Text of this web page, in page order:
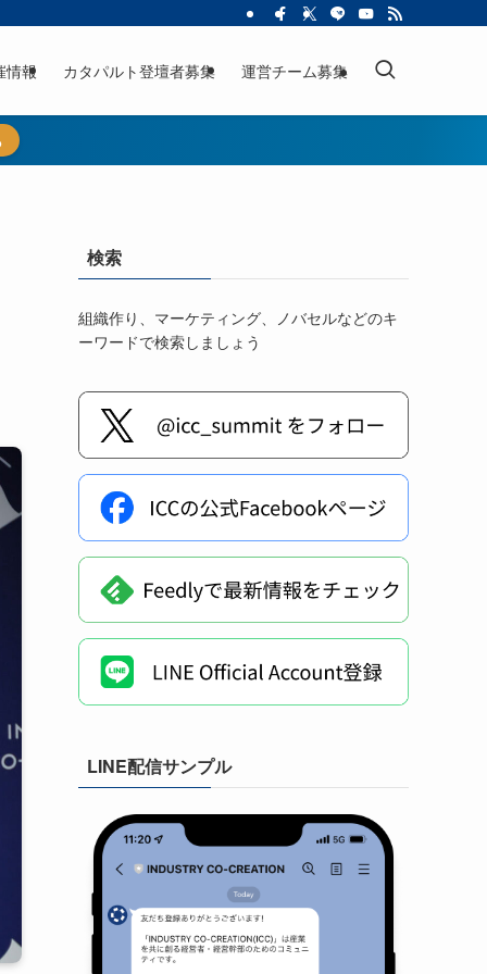
情報 カタパルト登壇者募集 運営チーム募集
検索
組織作り、マーケティング、ノバセルなどのキ
ーワードで検索しましょう
LINE配信サンプル